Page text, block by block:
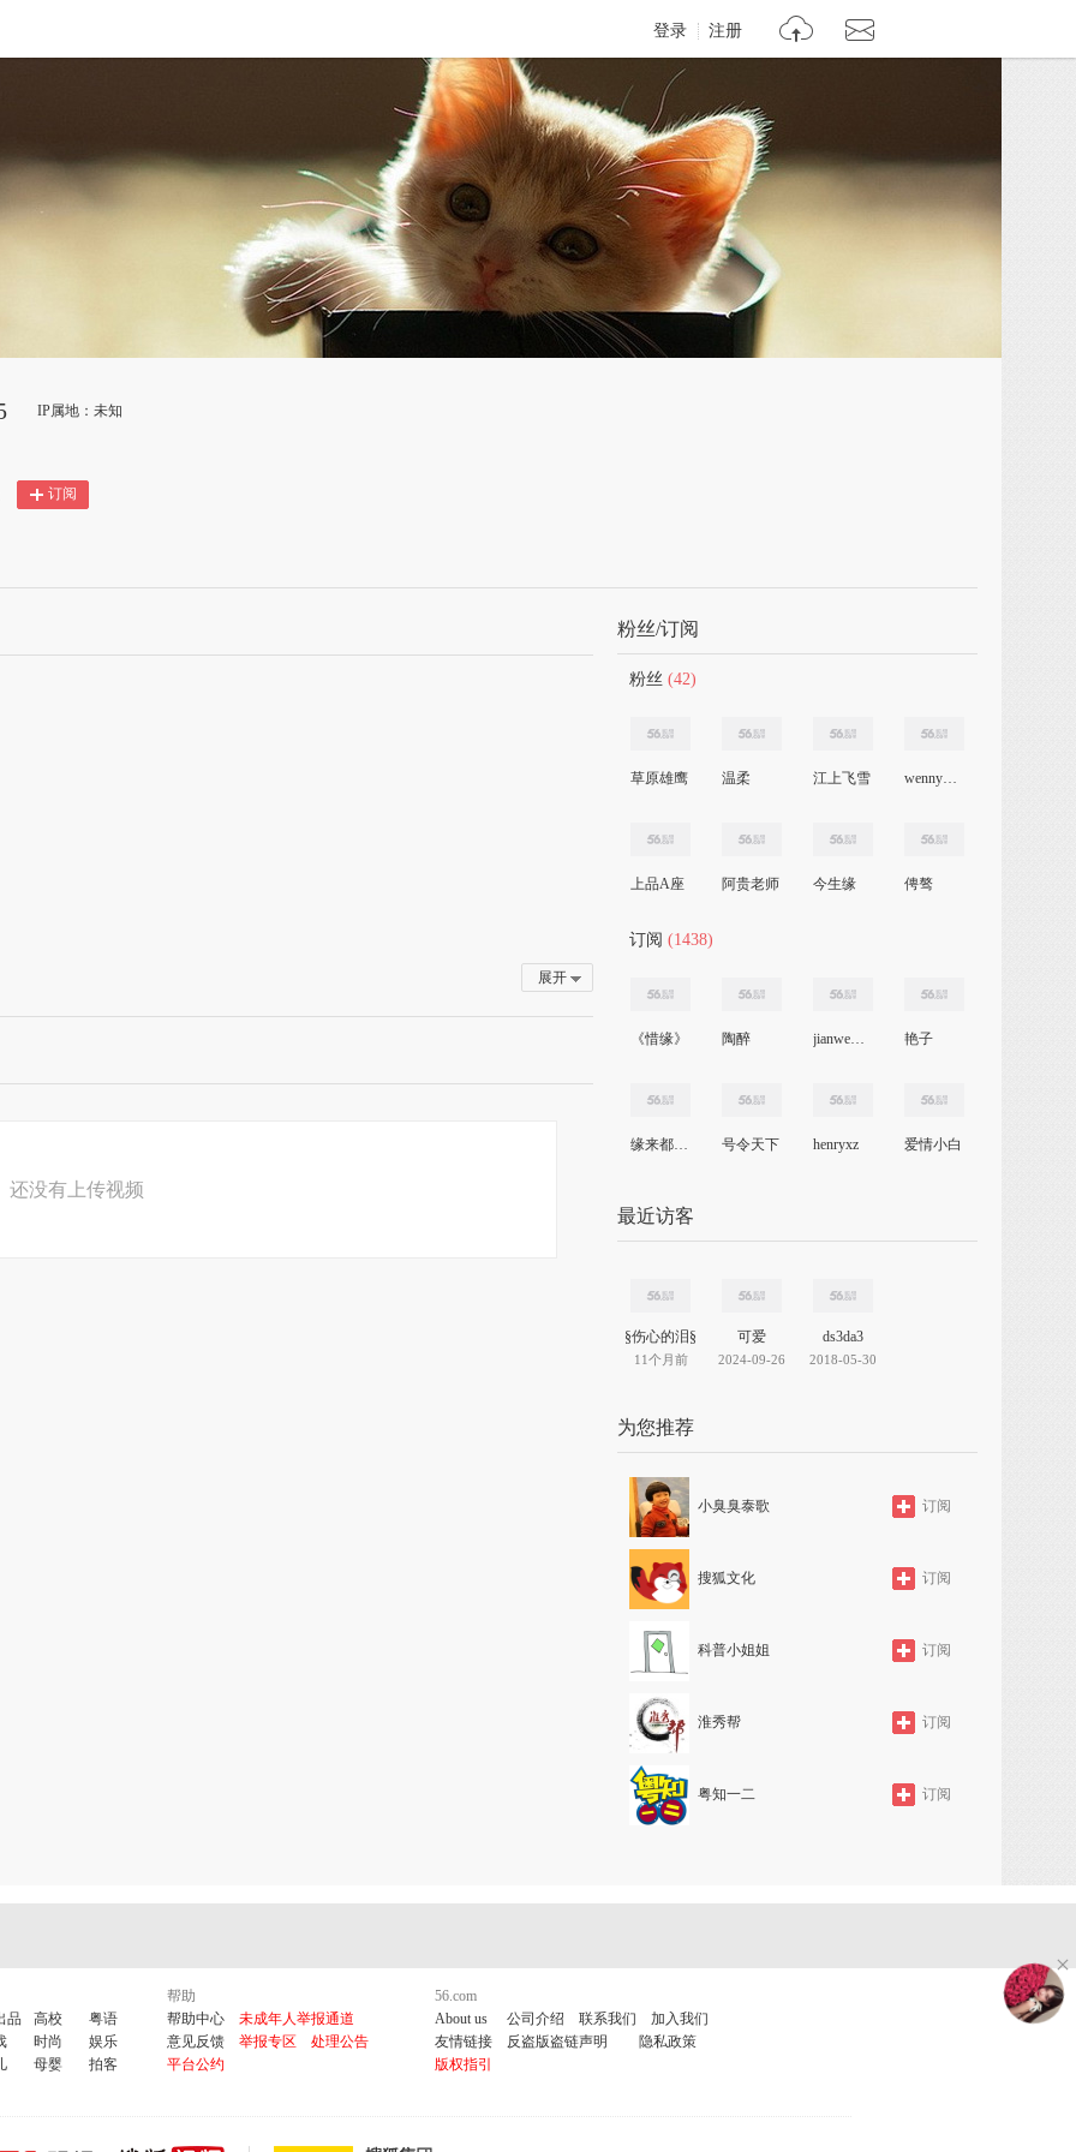
登录 注册
IP属地：未知
订阅
来说是非者,
即是是非人,
展开
还没有上传视频
粉丝/订阅
粉丝 (42)
草原雄鹰 温柔 江上飞雪 wenny1999
上品A座 阿贵老师 今生缘 俜骜
订阅 (1438)
《惜缘》 陶醉 jianwenwei 艳子
缘来都是一场梦 号令天下 henryxz 爱情小白
最近访客
§伤心的泪§
11个月前
可爱
2024-09-26
ds3da3
2018-05-30
为您推荐
小臭臭泰歌 订阅
搜狐文化 订阅
科普小姐姐 订阅
淮秀帮 订阅
粤知一二 订阅
品 高校
粤语
时尚
娱乐
母婴 拍客
帮助
帮助中心
未成年人举报通道
意见反馈
举报专区
处理公告
平台公约
56.com
About us
公司介绍 联系我们
加入我们
友情链接
反盗版盗链声明
隐私政策
版权指引